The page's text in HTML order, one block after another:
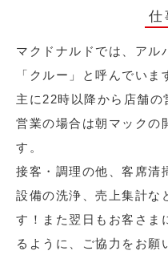
仕
マクドナルドでは、アル
「クルー」と呼んでいま
主に22時以降から店舗
営業の場合は朝マックの
す。
接客・調理の他、客席清
設備の洗浄、売上集計な
す！また翌日もお客さま
るように、ご協力をお願